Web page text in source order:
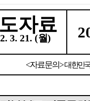
자료
3. 21. (월)
<자료문의>대한민